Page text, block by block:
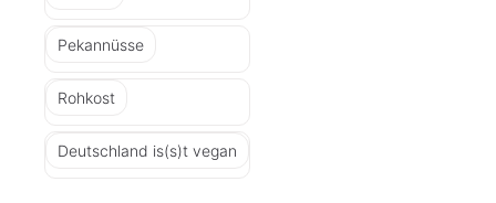
Pekannüsse
Rohkost
Deutschland is(s)t vegan